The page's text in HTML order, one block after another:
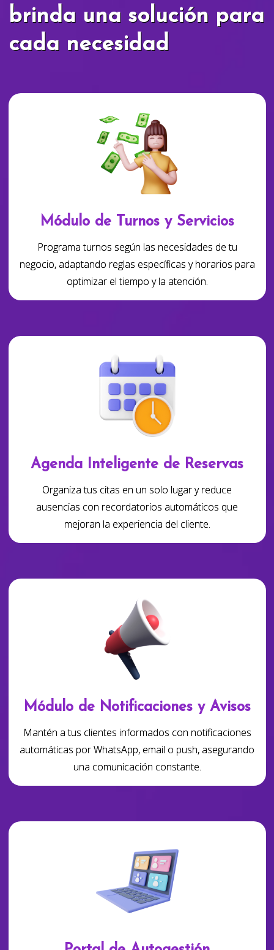
brinda una solución para
cada necesidad
Módulo de Turnos y Servicios
Programa turnos según las necesidades de tu
negocio, adaptando reglas específicas y horarios para
optimizar el tiempo y la atención.
Agenda Inteligente de Reservas
Organiza tus citas en un solo lugar y reduce
ausencias con recordatorios automáticos que
mejoran la experiencia del cliente.
Módulo de Notificaciones y Avisos
Mantén a tus clientes informados con notificaciones
automáticas por WhatsApp, email o push, asegurando
una comunicación constante.